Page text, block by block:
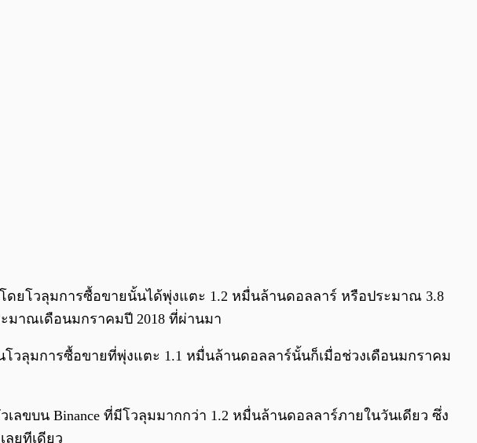
0:00
ดยโวลุมการซื้อขายนั้นได้พุ่งแตะ 1.2 หมื่นล้านดอลลาร์ หรือประมาณ 3.8
มาณเดือนมกราคมปี 2018 ที่ผ่านมา
โวลุมการซื้อขายที่พุ่งแตะ 1.1 หมื่นล้านดอลลาร์นั้นก็เมื่อช่วงเดือนมกราคม
เลขบน Binance ที่มีโวลุมมากกว่า 1.2 หมื่นล้านดอลลาร์ภายในวันเดียว ซึ่ง
ยทีเดียว